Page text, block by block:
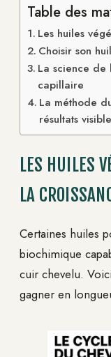
Table des
Les huiles
Choisir son
La science de
capillaire
La méthode
résultats
LES HUILES
LA
Certaines huiles
biochimique
cuir chevelu.
gagner en